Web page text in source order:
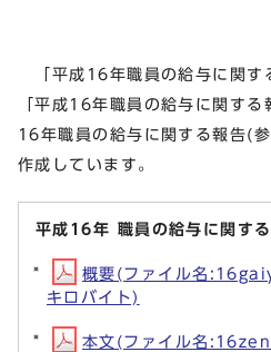
「平成16年職員の給与に関す
「平成16年職員の給与に関す
16年職員の給与に関する報告(
作成しています。
平成16年 職員の給与に関す
概要(ファイル名
キロバイト)
本文(ファイル名